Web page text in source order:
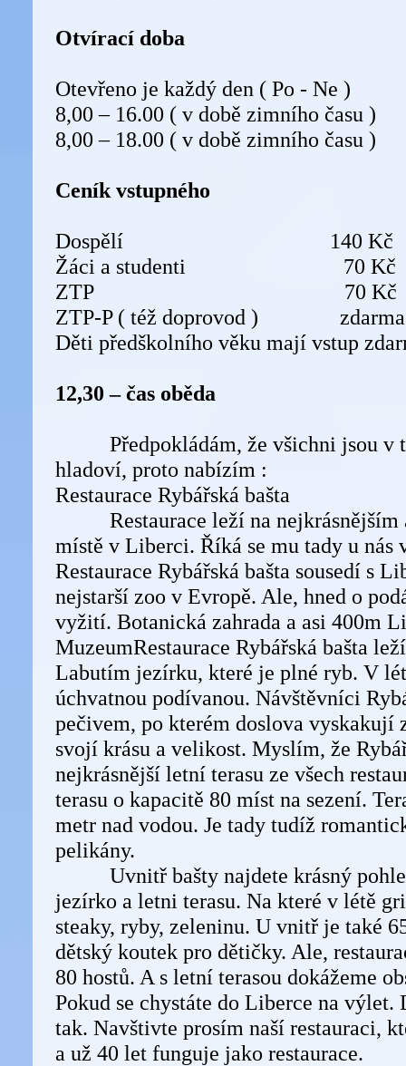
Otvírací doba
Otevřeno je každý den ( Po - Ne )
8,00 – 16.00 ( v době zimního času )
8,00 – 18.00 ( v době zimního času )
Ceník vstupného
Dospělí 140 Kč
Žáci a studenti 70 Kč
ZTP 70 Kč
ZTP-P ( též doprovod ) zdarma
Děti předškolního věku mají vstup
12,30 – čas oběda
Předpokládám, že všichni jsou v
hladoví, proto nabízím :
Restaurace Rybářská bašta
Restaurace leží na nejkrásnějším
místě v Liberci. Říká se mu tady u nás
Restaurace Rybářská bašta sousedí s
nejstarší zoo v Evropě. Ale, hned o
vyžití. Botanická zahrada a asi 400m
MuzeumRestaurace Rybářská bašta
Labutím jezírku, které je plné ryb. V
úchvatnou podívanou. Návštěvníci
pečivem, po kterém doslova vyskakují
svojí krásu a velikost. Myslím, že
nejkrásnější letní terasu ze všech
terasu o kapacitě 80 míst na sezení.
metr nad vodou. Je tady tudíž
pelikány.
Uvnitř bašty najdete krásný
jezírko a letni terasu. Na které v létě
steaky, ryby, zeleninu. U vnitř je také
dětský koutek pro dětičky. Ale,
80 hostů. A s letní terasou dokážeme
Pokud se chystáte do Liberce na výlet.
tak. Navštivte prosím naší restauraci,
a už 40 let funguje jako restaurace.